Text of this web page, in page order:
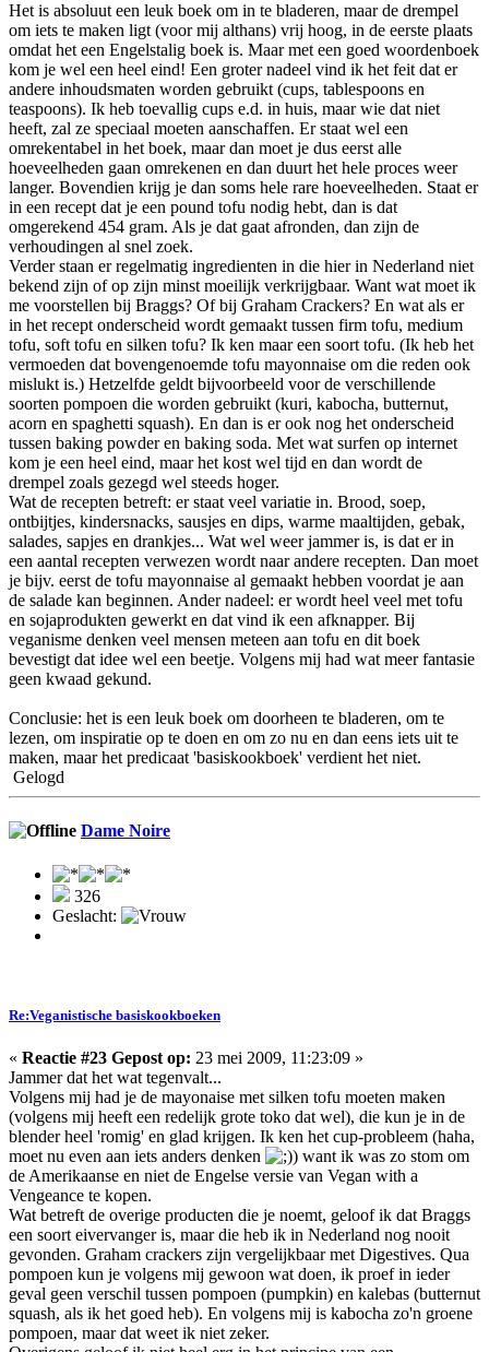
Het is absoluut een leuk boek om in te bladeren, maar de drempel
om iets te maken ligt (voor mij althans) vrij hoog, in de eerste plaats
omdat het een Engelstalig boek is. Maar met een goed woordenboek
kom je wel een heel eind! Een groter nadeel vind ik het feit dat er
andere inhoudsmaten worden gebruikt (cups, tablespoons en
teaspoons). Ik heb toevallig cups e.d. in huis, maar wie dat niet
heeft, zal ze speciaal moeten aanschaffen. Er staat wel een
omrekentabel in het boek, maar dan moet je dus eerst alle
hoeveelheden gaan omrekenen en dan duurt het hele proces weer
langer. Bovendien krijg je dan soms hele rare hoeveelheden. Staat er
in een recept dat je een pound tofu nodig hebt, dan is dat
omgerekend 454 gram. Als je dat gaat afronden, dan zijn de
verhoudingen al snel zoek.
Verder staan er regelmatig ingredienten in die hier in Nederland niet
bekend zijn of op zijn minst moeilijk verkrijgbaar. Want wat moet ik
me voorstellen bij Braggs? Of bij Graham Crackers? En wat als er
in het recept onderscheid wordt gemaakt tussen firm tofu, medium
tofu, soft tofu en silken tofu? Ik ken maar een soort tofu. (Ik heb het
vermoeden dat bovengenoemde tofu mayonnaise om die reden ook
mislukt is.) Hetzelfde geldt bijvoorbeeld voor de verschillende
soorten pompoen die worden gebruikt (kuri, kabocha, butternut,
acorn en spaghetti squash). En dan is er ook nog het onderscheid
tussen baking powder en baking soda. Met wat surfen op internet
kom je een heel eind, maar het kost wel tijd en dan wordt de
drempel zoals gezegd wel steeds hoger.
Wat de recepten betreft: er staat veel variatie in. Brood, soep,
ontbijtjes, kindersnacks, sausjes en dips, warme maaltijden, gebak,
salades, sapjes en drankjes... Wat wel weer jammer is, is dat er in
een aantal recepten verwezen wordt naar andere recepten. Dan moet
je bijv. eerst de tofu mayonnaise al gemaakt hebben voordat je aan
de salade kan beginnen. Ander nadeel: er wordt heel veel met tofu
en sojaprodukten gewerkt en dat vind ik een afknapper. Bij
veganisme denken veel mensen meteen aan tofu en dit boek
bevestigt dat idee wel een beetje. Volgens mij had wat meer fantasie
geen kwaad gekund.
Conclusie: het is een leuk boek om doorheen te bladeren, om te
lezen, om inspiratie op te doen en om zo nu en dan eens iets uit te
maken, maar het predicaat 'basiskookboek' verdient het niet.
Gelogd
Dame Noire
326
Geslacht:
Re:Veganistische basiskookboeken
« Reactie #23 Gepost op: 23 mei 2009, 11:23:09 »
Jammer dat het wat tegenvalt...
Volgens mij had je de mayonaise met silken tofu moeten maken
(volgens mij heeft een redelijk grote toko dat wel), die kun je in de
blender heel 'romig' en glad krijgen. Ik ken het cup-probleem (haha,
moet nu even aan iets anders denken
) want ik was zo stom om
de Amerikaanse en niet de Engelse versie van Vegan with a
Vengeance te kopen.
Wat betreft de overige producten die je noemt, geloof ik dat Braggs
een soort eivervanger is, maar die heb ik in Nederland nog nooit
gevonden. Graham crackers zijn vergelijkbaar met Digestives. Qua
pompoen kun je volgens mij gewoon wat doen, ik proef in ieder
geval geen verschil tussen pompoen (pumpkin) en kalebas (butternut
squash, als ik het goed heb). En volgens mij is kabocha zo'n groene
pompoen, maar dat weet ik niet zeker.